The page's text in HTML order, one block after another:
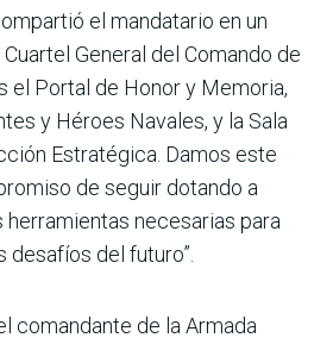
el mandatario en un
General del Comando de
el Portal de Honor y Memoria,
y Héroes Navales, y la Sala
Estratégica. Damos este
de seguir dotando a
necesarias para
del futuro”.
comandante de la Armada